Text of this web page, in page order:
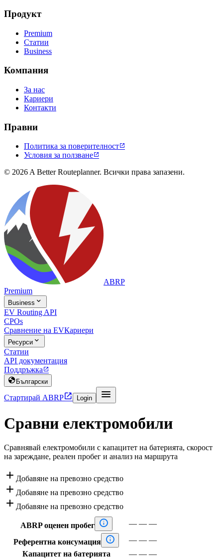
Продукт
Premium
Статии
Business
Компания
За нас
Кариери
Контакти
Правни
Политика за поверителност
Условия за ползване
© 2026 A Better Routeplanner. Всички права запазени.
ABRP
Premium
Business 
EV Routing API
CPOs
Сравнение на EVКариери
Ресурси 
Статии
API документация
Поддръжка
 Български
Стартирай ABRP Login 
Сравни електромобили
Сравнявай електромобили с капацитет на батерията, скорост
на зареждане, реален пробег и анализ на маршрута
 Добавяне на превозно средство
 Добавяне на превозно средство
 Добавяне на превозно средство
ABRP оценен пробег  — — —
Референтна консумация  — — —
Капацитет на батерията
— — —